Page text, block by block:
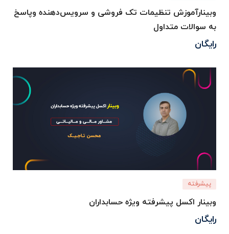
وبینارآموزش تنظیمات تک فروشی و سرویس‌دهنده وپاسخ
به سوالات متداول
رایگان
پیشرفته
وبینار اکسل پیشرفته ویژه حسابداران
رایگان